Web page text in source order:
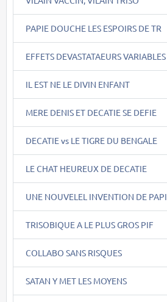
PAPIE DOUCHE LES ESPOIRS DE TR
EFFETS DEVASTATAEURS VARIABLES
IL EST NE LE DIVIN ENFANT
MERE DENIS ET DECATIE SE DEFIE
DECATIE vs LE TIGRE DU BENGALE
LE CHAT HEUREUX DE DECATIE
UNE NOUVELEL INVENTION DE PAPI
TRISOBIQUE A LE PLUS GROS PIF
COLLABO SANS RISQUES
SATAN Y MET LES MOYENS